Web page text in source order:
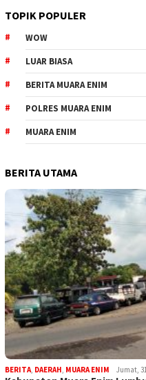
TOPIK POPULER
WOW
LUAR BIASA
BERITA MUARA ENIM
POLRES MUARA ENIM
MUARA ENIM
BERITA UTAMA
BERITA, DAERAH, MUARA ENIM Jumat,